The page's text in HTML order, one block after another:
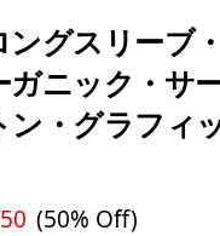
ングスリーブ
ガニック・サ
ン・グラフィ
(50% Off)